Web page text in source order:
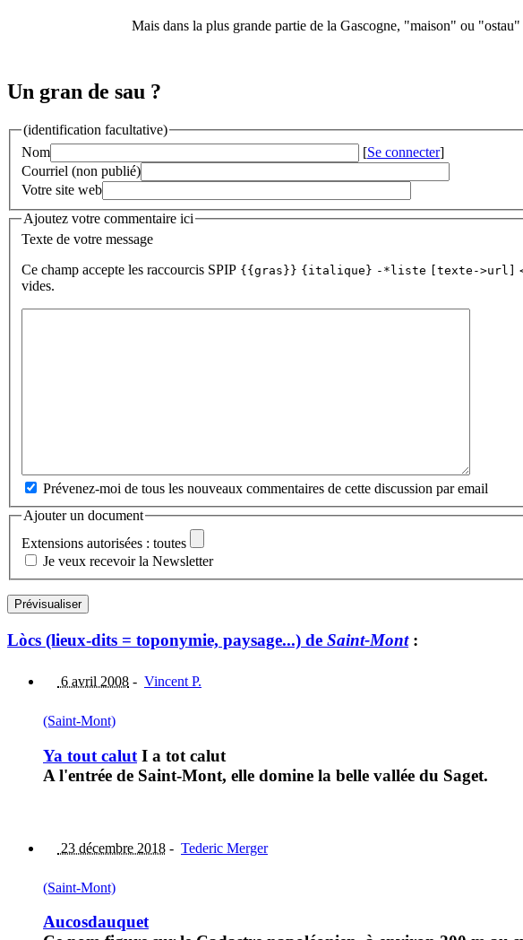
Mais dans la plus grande partie de la Gascogne, "maison" ou
Un gran de sau ?
(identification facultative)
Nom
[Se connecter]
Courriel (non publié)
Votre site web
Ajoutez votre commentaire ici
Texte de votre message
Ce champ accepte les raccourcis SPIP {{gras}} {italique} -*liste [texte->url]
vides.
Prévenez-moi de tous les nouveaux commentaires de cette discussion par email
Ajouter un document
Extensions autorisées : toutes
Je veux recevoir la Newsletter
Lòcs (lieux-dits = toponymie, paysage...) de Saint-Mont:
6 avril 2008 - Vincent P.
(Saint-Mont)
Ya tout calut I a tot calut
A l'entrée de Saint-Mont, elle domine la belle vallée du Saget.
23 décembre 2018 - Tederic Merger
(Saint-Mont)
Aucosdauquet